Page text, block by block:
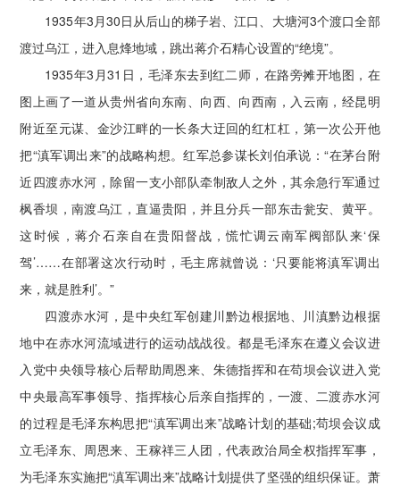
1935年3月30日从后山的梯子岩、江口、大塘河3个渡口全部
渡过乌江，进入息烽地域，跳出蒋介石精心设置的“绝境”。
1935年3月31日，毛泽东去到红二师，在路旁摊开地图，在
图上画了一道从贵州省向东南、向西、向西南，入云南，经昆明
附近至元谋、金沙江畔的一长条大迂回的红杠杠，第一次公开他
把“滇军调出来”的战略构想。红军总参谋长刘伯承说：“在茅台附
近四渡赤水河，除留一支小部队牵制敌人之外，其余急行军通过
枫香坝，南渡乌江，直逼贵阳，并且分兵一部东击瓮安、黄平。
这时候，蒋介石亲自在贵阳督战，慌忙调云南军阀部队来‘保
驾’……在部署这次行动时，毛主席就曾说：‘只要能将滇军调出
来，就是胜利’。”
四渡赤水河，是中央红军创建川黔边根据地、川滇黔边根据
地中在赤水河流域进行的运动战战役。都是毛泽东在遵义会议进
入党中央领导核心后帮助周恩来、朱德指挥和在苟坝会议进入党
中央最高军事领导、指挥核心后亲自指挥的，一渡、二渡赤水河
的过程是毛泽东构思把“滇军调出来”战略计划的基础;苟坝会议成
立毛泽东、周恩来、王稼祥三人团，代表政治局全权指挥军事，
为毛泽东实施把“滇军调出来”战略计划提供了坚强的组织保证。萧